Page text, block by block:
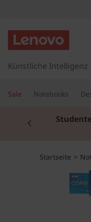
h
n
k
u
a
Künstliche Intelligenz
Sale Notebooks
Currently
Startseite >